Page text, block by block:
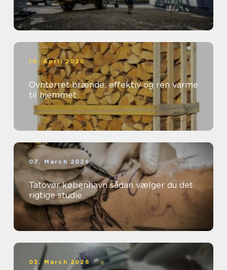
10. April 2026
Ovntørret brænde: effektiv og ren varme
til hjemmet
07. March 2026
Tatovør københavn sådan vælger du det
rigtige studie
03. March 2026